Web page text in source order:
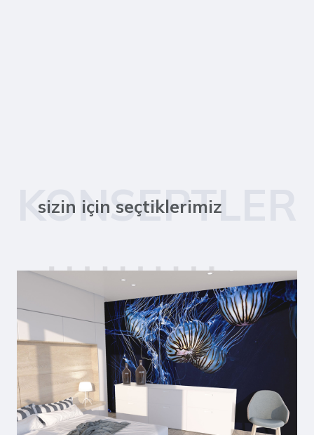
KONSEPTLER
sizin için seçtiklerimiz